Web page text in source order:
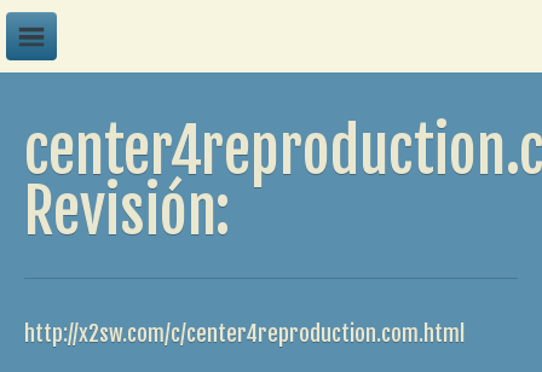
G
Revisión:
http://x2sw.com/c/center4reproduction.com.html